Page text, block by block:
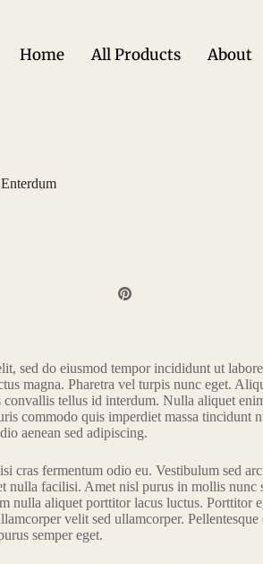
Home All Products About
sed do eiusmod tempor incididunt ut
magna. Pharetra vel turpis nunc eget.
tellus id interdum. Nulla aliquet
commodo quis imperdiet massa tincidunt
aenean sed adipiscing.
cras fermentum odio eu. Vestibulum sed
nulla facilisi. Amet nisl purus in mollis nunc
nulla aliquet porttitor lacus luctus. Porttitor
velit sed ullamcorper.
semper eget.